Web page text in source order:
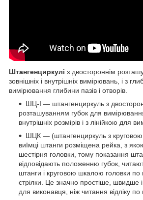
Штангенциркулі з двостороннім
зовнішніх і внутрішніх вимірювань, і з
вимірювання глибини пазів і отворів.
ШЦ-I — штангенциркуль з
розташуванням губок для
внутрішніх розмірів і з лінійкою для
ШЦК — (штангенциркуль з
виїмці штанги розміщена рейка, з
шестірня головки, тому показання
відповідають положенню губок,
штанги і круговою шкалою головки
стрілки. Це значно простіше, швидше
для виконавця, ніж читання відліку по